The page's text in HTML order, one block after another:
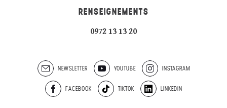
RENSEIGNEMENTS
0972 13 13 20
NEWSLETTER YOUTUBE INSTAGRAM
FACEBOOK TIKTOK LINKEDIN